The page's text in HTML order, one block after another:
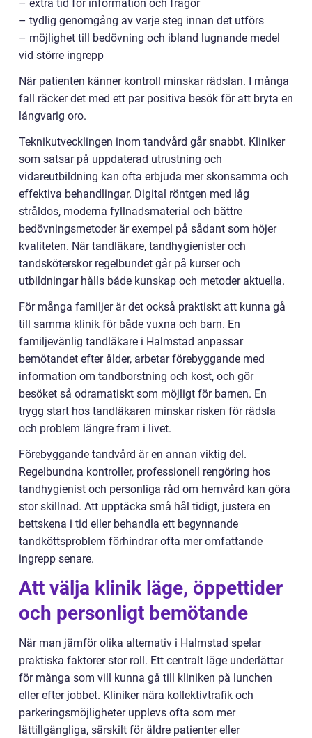
– extra tid för information och frågor
– tydlig genomgång av varje steg innan det utförs
– möjlighet till bedövning och ibland lugnande medel
vid större ingrepp
När patienten känner kontroll minskar rädslan. I många
fall räcker det med ett par positiva besök för att bryta en
långvarig oro.
Teknikutvecklingen inom tandvård går snabbt. Kliniker
som satsar på uppdaterad utrustning och
vidareutbildning kan ofta erbjuda mer skonsamma och
effektiva behandlingar. Digital röntgen med låg
stråldos, moderna fyllnadsmaterial och bättre
bedövningsmetoder är exempel på sådant som höjer
kvaliteten. När tandläkare, tandhygienister och
tandsköterskor regelbundet går på kurser och
utbildningar hålls både kunskap och metoder aktuella.
För många familjer är det också praktiskt att kunna gå
till samma klinik för både vuxna och barn. En
familjevänlig tandläkare i Halmstad anpassar
bemötandet efter ålder, arbetar förebyggande med
information om tandborstning och kost, och gör
besöket så odramatiskt som möjligt för barnen. En
trygg start hos tandläkaren minskar risken för rädsla
och problem längre fram i livet.
Förebyggande tandvård är en annan viktig del.
Regelbundna kontroller, professionell rengöring hos
tandhygienist och personliga råd om hemvård kan göra
stor skillnad. Att upptäcka små hål tidigt, justera en
bettskena i tid eller behandla ett begynnande
tandköttsproblem förhindrar ofta mer omfattande
ingrepp senare.
Att välja klinik läge, öppettider
och personligt bemötande
När man jämför olika alternativ i Halmstad spelar
praktiska faktorer stor roll. Ett centralt läge underlättar
för många som vill kunna gå till kliniken på lunchen
eller efter jobbet. Kliniker nära kollektivtrafik och
parkeringsmöjligheter upplevs ofta som mer
lättillgängliga, särskilt för äldre patienter eller